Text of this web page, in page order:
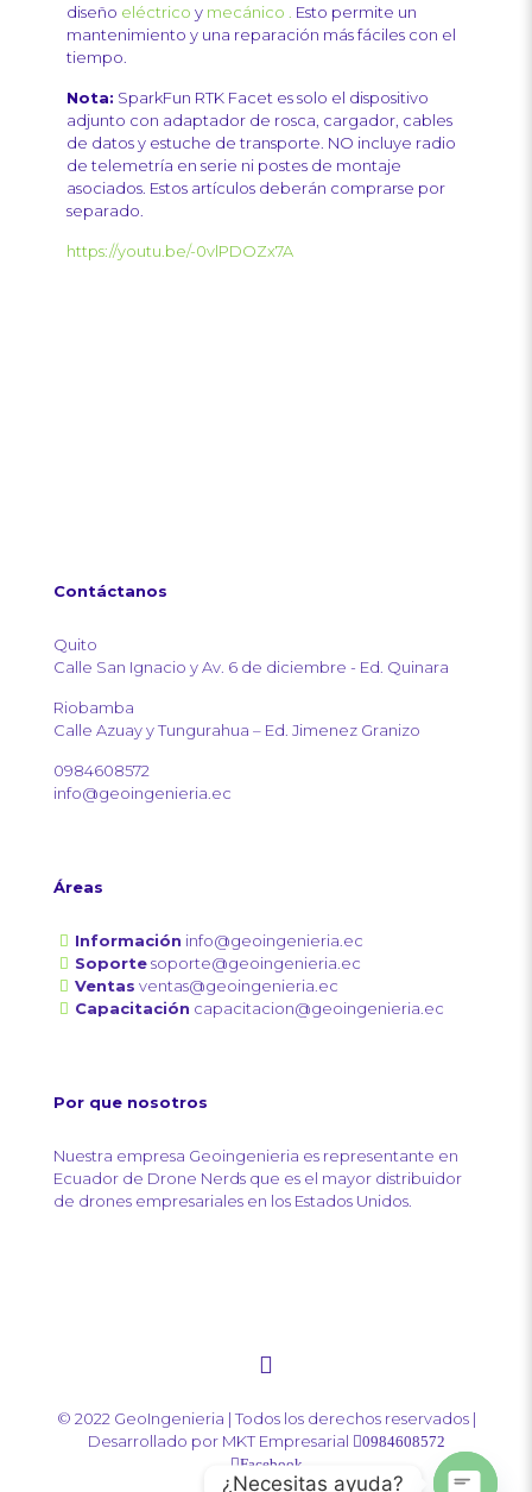
diseño eléctrico y mecánico . Esto permite un
mantenimiento y una reparación más fáciles con el
tiempo.
Nota: SparkFun RTK Facet es solo el dispositivo
adjunto con adaptador de rosca, cargador, cables
de datos y estuche de transporte. NO incluye radio
de telemetría en serie ni postes de montaje
asociados. Estos artículos deberán comprarse por
separado.
https://youtu.be/-0vlPDOZx7A
Contáctanos
Quito
Calle San Ignacio y Av. 6 de diciembre - Ed. Quinara
Riobamba
Calle Azuay y Tungurahua – Ed. Jimenez Granizo
0984608572
info@geoingenieria.ec
Áreas
Información info@geoingenieria.ec
Soportesoporte@geoingenieria.ec
Ventas ventas@geoingenieria.ec
Capacitación capacitacion@geoingenieria.ec
Por que nosotros
Nuestra empresa Geoingenieria es representante en
Ecuador de Drone Nerds que es el mayor distribuidor
de drones empresariales en los Estados Unidos.
© 2022 GeoIngenieria | Todos los derechos reservados |
Desarrollado por MKT Empresarial
0984608572
Facebook
¿Necesitas ayuda?